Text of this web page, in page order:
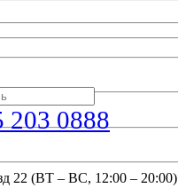
203 0888
22 (ВТ – ВС, 12:00 – 20:00)